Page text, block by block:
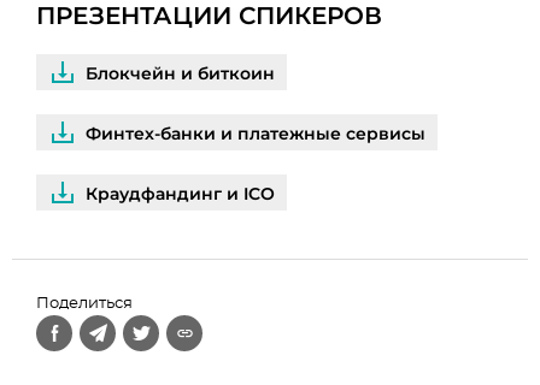
ПРЕЗЕНТАЦИИ СПИКЕРОВ
Блокчейн и биткоин
Финтех-банки и платежные сервисы
Краудфандинг и ICO
Поделиться